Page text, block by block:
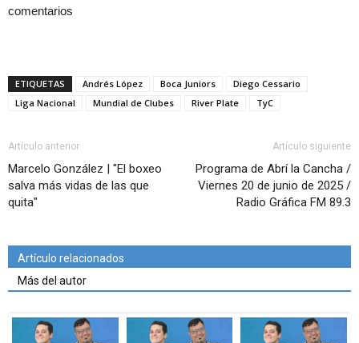
comentarios
ETIQUETAS Andrés López Boca Juniors
Diego Cessario
Liga Nacional
Mundial de Clubes River Plate TyC
Artículo anterior
Marcelo González | "El boxeo
salva más vidas de las que
quita"
Artículo siguiente
Programa de Abrí la Cancha /
Viernes 20 de junio de 2025 /
Radio Gráfica FM 89.3
Artículo relacionados
Más del autor